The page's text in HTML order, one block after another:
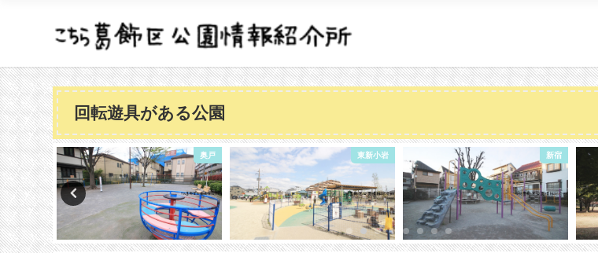
回転遊具がある公園
奥戸 東新小岩 新宿 中川